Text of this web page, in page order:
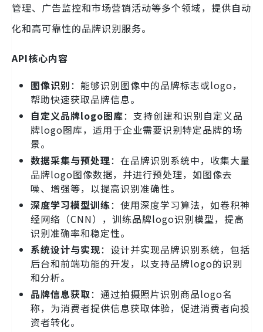
管理、广告监控和市场营销活动等多个领域，提供自动
化和高可靠性的品牌识别服务。
API核心内容
图像识别：能够识别图像中的品牌标志或logo，
帮助快速获取品牌信息。
自定义品牌logo图库：支持创建和识别自定义品
牌logo图库，适用于企业需要识别特定品牌的场
景。
数据采集与预处理：在品牌识别系统中，收集大量
品牌logo图像数据，并进行预处理，如图像去
噪、增强等，以提高识别准确性。
深度学习模型训练：使用深度学习算法，如卷积神
经网络（CNN），训练品牌logo识别模型，提高
识别准确率和稳定性。
系统设计与实现：设计并实现品牌识别系统，包括
后台和前端功能的开发，以支持品牌logo的识别
和分析。
品牌信息获取：通过拍摄照片识别商品logo名
称，为消费者提供信息获取体验，促进消费者向投
资者转化。